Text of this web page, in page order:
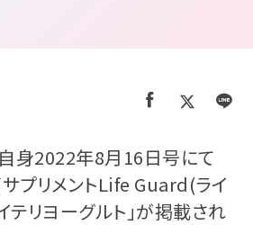
自身2022年8月16日号にて
サプリメントLife Guard(ライ
テリヨーグルト」が掲載され